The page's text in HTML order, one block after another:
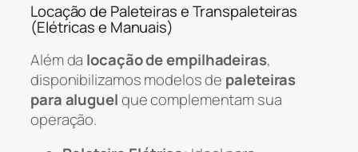
Locação de Paleteiras e Transpaleteiras
(Elétricas e Manuais)
Além da locação de empilhadeiras,
disponibilizamos modelos de paleteiras
para aluguelque complementam sua
operação.